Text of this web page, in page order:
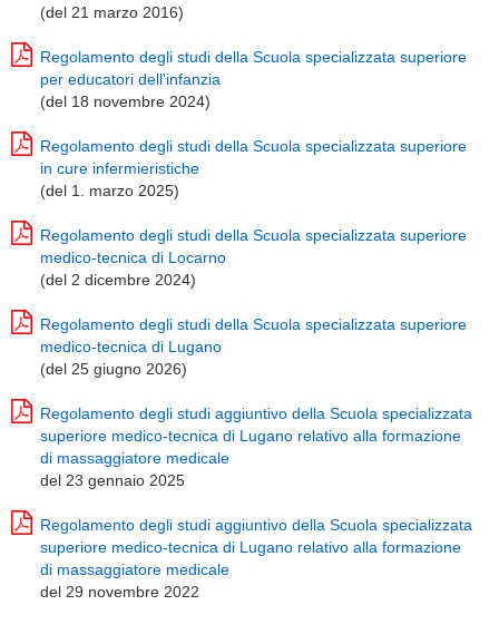
(del 21 marzo 2016)
Regolamento degli studi della Scuola specializzata superiore
per educatori dell'infanzia
(del 18 novembre 2024)
Regolamento degli studi della Scuola specializzata superiore
in cure infermieristiche
(del 1. marzo 2025)
Regolamento degli studi della Scuola specializzata superiore
medico-tecnica di Locarno
(del 2 dicembre 2024)
Regolamento degli studi della Scuola specializzata superiore
medico-tecnica di Lugano
(del 25 giugno 2026)
Regolamento degli studi aggiuntivo della Scuola specializzata
superiore medico-tecnica di Lugano relativo alla formazione
di massaggiatore medicale
del 23 gennaio 2025
Regolamento degli studi aggiuntivo della Scuola specializzata
superiore medico-tecnica di Lugano relativo alla formazione
di massaggiatore medicale
del 29 novembre 2022